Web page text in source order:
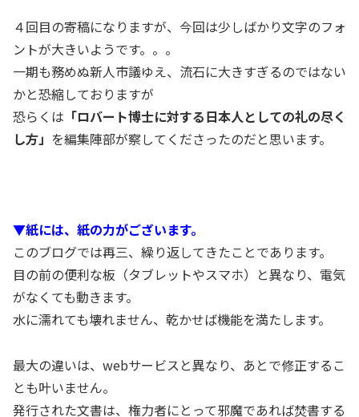
４回目の寄稿になりますが、今回は少しばかり文字のフォ
ントが大きいようです。。。
一期も務めぬ新人市議ゆえ、流石に大きすぎるのではない
かと恐縮しておりますが
恐らくは 「ロバート博士に対する日本人としての礼の尽く
し方」 を編集陣部が察してくださったのだと思います。
▼紙には、紙の力がございます。
このブログでは再三、繰り返してきたことであります。
目の前の便利な板（タブレットやスマホ）と異なり、電気
がなくても動きます。
水に濡れても壊れません、乾かせば機能を満たします。
最大の違いは、webサービスと異なり、あとで修正するこ
とも叶いません。
発行された文書は、権力者にとって邪魔であれば焚書する